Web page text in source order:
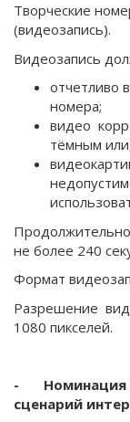
Творческие
(видеозапись).
Видеозапись
отчетливо
номера;
видео
тёмным
не более 240
Формат
Разрешение
1080 пикселей.
-
сценарий